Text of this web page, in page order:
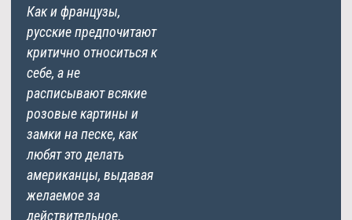
Как и французы,
русские предпочитают
критично относиться к
себе, а не
расписывают всякие
розовые картины и
замки на песке, как
любят это делать
американцы, выдавая
желаемое за
действительное.